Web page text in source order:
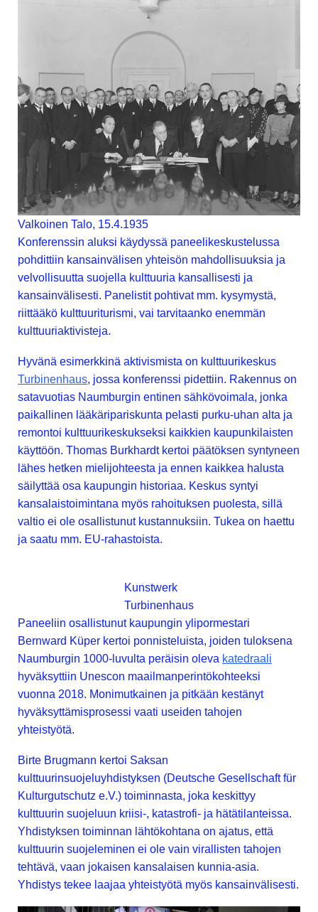
Valkoinen Talo, 15.4.1935
Konferenssin aluksi käydyssä paneelikeskustelussa
pohdittiin kansainvälisen yhteisön mahdollisuuksia ja
velvollisuutta suojella kulttuuria kansallisesti ja
kansainvälisesti. Panelistit pohtivat mm. kysymystä,
riittääkö kulttuuriturismi, vai tarvitaanko enemmän
kulttuuriaktivisteja.
Hyvänä esimerkkinä aktivismista on kulttuurikeskus
Turbinenhaus, jossa konferenssi pidettiin. Rakennus on
satavuotias Naumburgin entinen sähkövoimala, jonka
paikallinen lääkäripariskunta pelasti purku-uhan alta ja
remontoi kulttuurikeskukseksi kaikkien kaupunkilaisten
käyttöön. Thomas Burkhardt kertoi päätöksen syntyneen
lähes hetken mielijohteesta ja ennen kaikkea halusta
säilyttää osa kaupungin historiaa. Keskus syntyi
kansalaistoimintana myös rahoituksen puolesta, sillä
valtio ei ole osallistunut kustannuksiin. Tukea on haettu
ja saatu mm. EU-rahastoista.
Kunstwerk
Turbinenhaus
Paneeliin osallistunut kaupungin ylipormestari
Bernward Küper kertoi ponnisteluista, joiden tuloksena
Naumburgin 1000-luvulta peräisin oleva katedraali
hyväksyttiin Unescon maailmanperintökohteeksi
vuonna 2018. Monimutkainen ja pitkään kestänyt
hyväksyttämisprosessi vaati useiden tahojen
yhteistyötä.
Birte Brugmann kertoi Saksan
kulttuurinsuojeluyhdistyksen (Deutsche Gesellschaft für
Kulturgutschutz e.V.) toiminnasta, joka keskittyy
kulttuurin suojeluun kriisi-, katastrofi- ja hätätilanteissa.
Yhdistyksen toiminnan lähtökohtana on ajatus, että
kulttuurin suojeleminen ei ole vain virallisten tahojen
tehtävä, vaan jokaisen kansalaisen kunnia-asia.
Yhdistys tekee laajaa yhteistyötä myös kansainvälisesti.